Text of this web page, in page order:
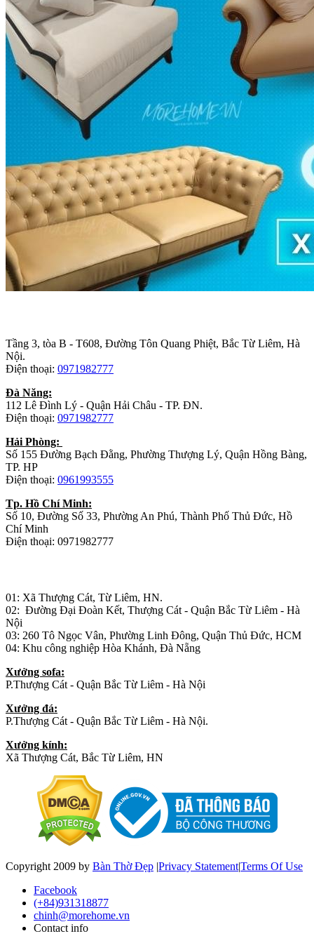
Tầng 3, tòa B - T608, Đường Tôn Quang Phiệt, Bắc Từ Liêm, Hà
Nội.
Điện thoại: 0971982777
Đà Năng:
112 Lê Đình Lý - Quận Hải Châu - TP. ĐN.
Điện thoại: 0971982777
Hải Phòng:
Số 155 Đường Bạch Đằng, Phường Thượng Lý, Quận Hồng Bàng,
TP. HP
Điện thoại: 0961993555
Tp. Hồ Chí Minh:
Số 10, Đường Số 33, Phường An Phú, Thành Phố Thủ Đức, Hồ
Chí Minh
Điện thoại: 0971982777
01: Xã Thượng Cát, Từ Liêm, HN.
02: Đường Đại Đoàn Kết, Thượng Cát - Quận Bắc Từ Liêm - Hà
Nội
03: 260 Tô Ngọc Vân, Phường Linh Đông, Quận Thủ Đức, HCM
04: Khu công nghiệp Hòa Khánh, Đà Nẵng
Xưởng sofa:
P.Thượng Cát - Quận Bắc Từ Liêm - Hà Nội
Xưởng đá:
P.Thượng Cát - Quận Bắc Từ Liêm - Hà Nội.
Xưởng kính:
Xã Thượng Cát, Bắc Từ Liêm, HN
Copyright 2009 by Bàn Thờ Đẹp |Privacy Statement|Terms Of Use
Facebook
(+84)931318877
chinh@morehome.vn
Contact info